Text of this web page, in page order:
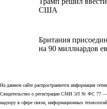
США
Британия
на 90 миллиардов
На данном сайте распространяется информация
Свидетельство о регистрации СМИ ЭЛ № ФС 77 —
надзору в сфере связи, информационных